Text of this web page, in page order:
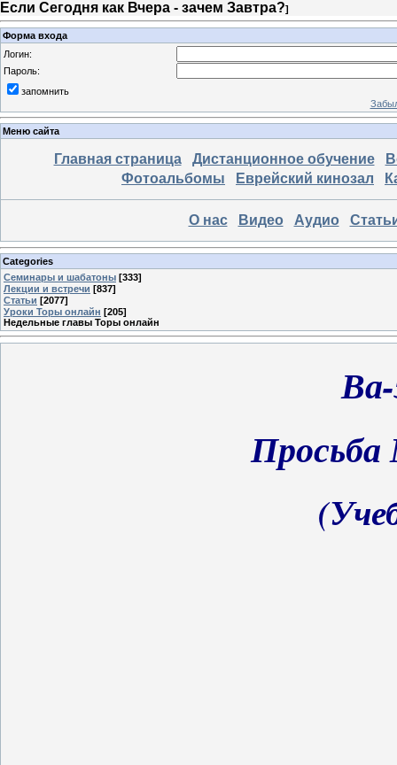
Если Сегодня как Вчера - зачем Завтра?]
Форма входа
Логин:
Пароль:
запомнить
Меню сайта
Главная страница Дистанционное обучение
Фотоальбомы
Еврейский кинозал
О нас Видео Аудио
Categories
Семинары и шабатоны [333]
Лекции и встречи [837]
Статьи [2077]
Уроки Торы онлайн [205]
Недельные главы Торы онлайн